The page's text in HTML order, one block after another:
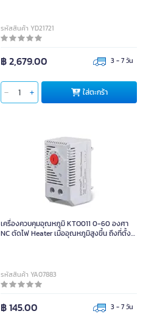
รหัสสินค้า YD21721
฿ 2,679.00 3 - 7 วัน
ใส่ตะกร้า
เครื่องควบคุมอุณหภูมิ KTO011 0-60 องศา
NC ตัดไฟ Heater เมื่ออุณหภูมิสูงขึ้น ถึงที่ตั้ง
รหัสสินค้า YA07883
฿ 145.00 3 - 7 วัน